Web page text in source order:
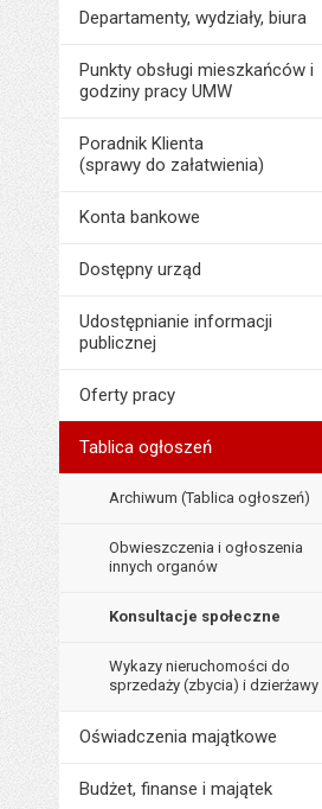
Departamenty, wydziały, biura
Punkty obsługi mieszkańców i
godziny pracy UMW
Poradnik Klienta
(sprawy do załatwienia)
Konta bankowe
Dostępny urząd
Udostępnianie informacji
publicznej
Oferty pracy
Tablica ogłoszeń
Archiwum (Tablica ogłoszeń)
Obwieszczenia i ogłoszenia
innych organów
Konsultacje społeczne
Wykazy nieruchomości do
sprzedaży (zbycia) i dzierżawy
Oświadczenia majątkowe
Budżet, finanse i majątek